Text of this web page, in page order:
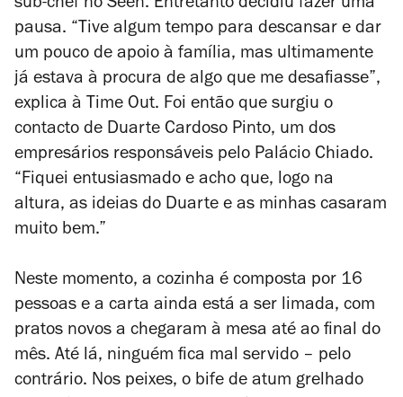
sub-chef no Seen. Entretanto decidiu fazer uma
pausa. “Tive algum tempo para descansar e dar
um pouco de apoio à família, mas ultimamente
já estava à procura de algo que me desafiasse”,
explica à Time Out. Foi então que surgiu o
contacto de Duarte Cardoso Pinto, um dos
empresários responsáveis pelo Palácio Chiado.
“Fiquei entusiasmado e acho que, logo na
altura, as ideias do Duarte e as minhas casaram
muito bem.”
Neste momento, a cozinha é composta por 16
pessoas e a carta ainda está a ser limada, com
pratos novos a chegaram à mesa até ao final do
mês. Até lá, ninguém fica mal servido – pelo
contrário. Nos peixes, o bife de atum grelhado